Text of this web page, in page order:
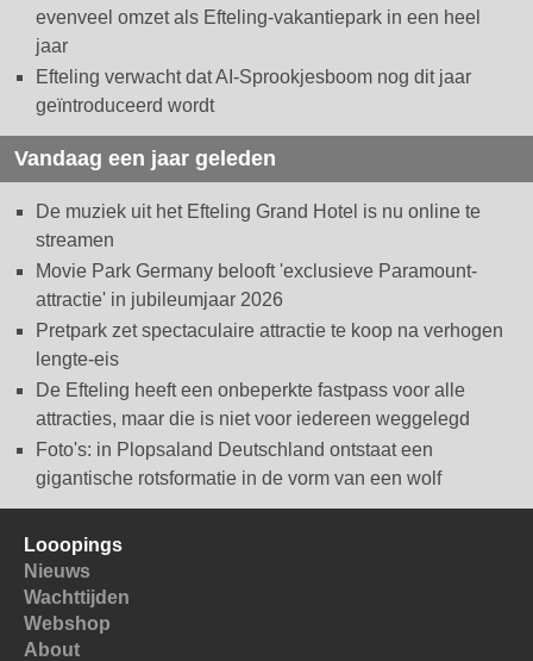
evenveel omzet als Efteling-vakantiepark in een heel
jaar
Efteling verwacht dat AI-Sprookjesboom nog dit jaar
geïntroduceerd wordt
Vandaag een jaar geleden
De muziek uit het Efteling Grand Hotel is nu online te
streamen
Movie Park Germany belooft 'exclusieve Paramount-
attractie' in jubileumjaar 2026
Pretpark zet spectaculaire attractie te koop na verhogen
lengte-eis
De Efteling heeft een onbeperkte fastpass voor alle
attracties, maar die is niet voor iedereen weggelegd
Foto's: in Plopsaland Deutschland ontstaat een
gigantische rotsformatie in de vorm van een wolf
Looopings
Nieuws
Wachttijden
Webshop
About